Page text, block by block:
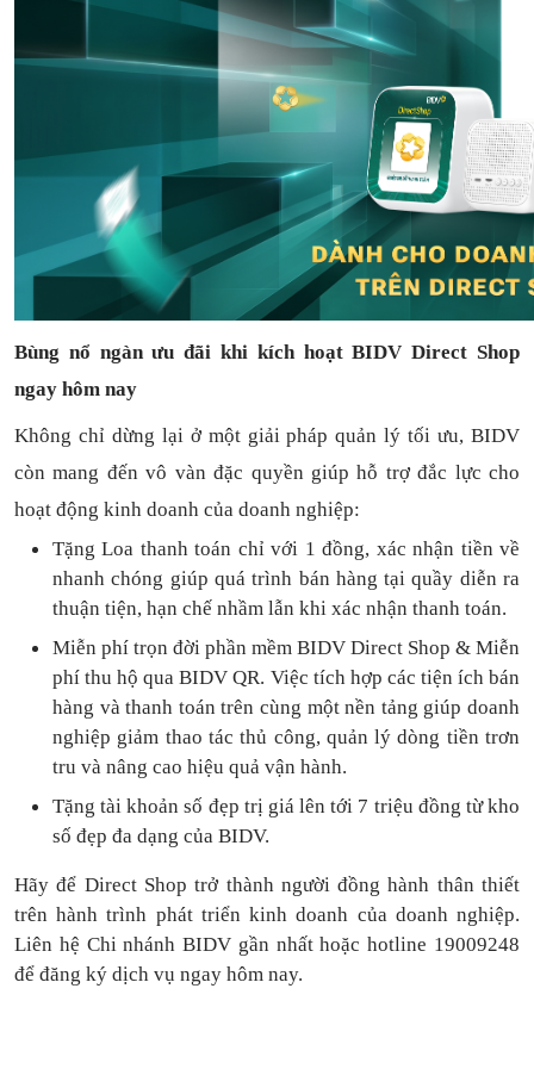
Bùng nổ ngàn ưu đãi khi kích hoạt BIDV Direct Shop
ngay hôm nay
Không chỉ dừng lại ở một giải pháp quản lý tối ưu, BIDV
còn mang đến vô vàn đặc quyền giúp hỗ trợ đắc lực cho
hoạt động kinh doanh của doanh nghiệp:
Tặng Loa thanh toán chỉ với 1đồng, xác nhận tiền về
nhanh chóng giúp quá trình bán hàng tại quầy diễn ra
thuận tiện, hạn chế nhầm lẫn khi xác nhận thanh toán.
Miễn phí trọn đời phần mềm BIDV Direct Shop & Miễn
phí thu hộ qua BIDV QR. Việc tích hợp các tiện ích bán
hàng và thanh toántrên cùng một nền tảng giúp doanh
nghiệp giảm thao tác thủ công, quản lý dòng tiền trơn
tru và nâng cao hiệu quả vận hành.
Tặngtài khoản số đẹp trị giá lên tới 7 triệu đồng từ kho
số đẹp đa dạng của BIDV.
Hãy để Direct Shop trở thành người đồng hành thân thiết
trên hành trình phát triển kinh doanh của doanh nghiệp.
Liên hệ Chi nhánh BIDV gần nhất hoặc hotline 19009248
để đăng ký dịch vụ ngay hôm nay.